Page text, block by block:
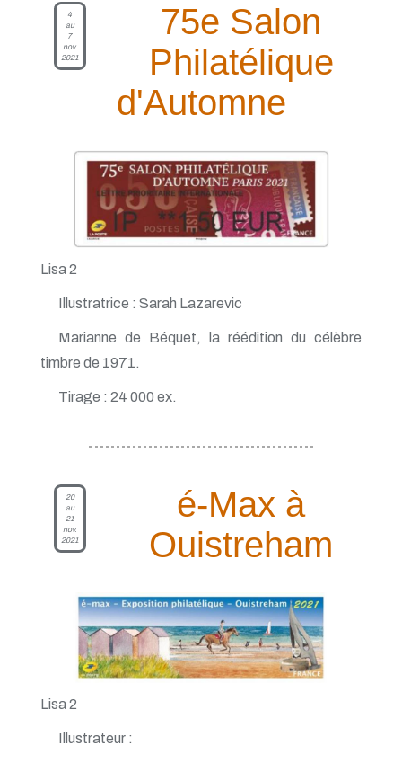
4
au
7
nov.
2021
75e Salon
Philatélique
d'Automne
Lisa 2
Illustratrice : Sarah Lazarevic
Marianne de Béquet, la réédition du célèbre
timbre de 1971.
Tirage : 24 000 ex.
20
au
21
nov.
2021
é-Max à
Ouistreham
Lisa 2
Illustrateur :